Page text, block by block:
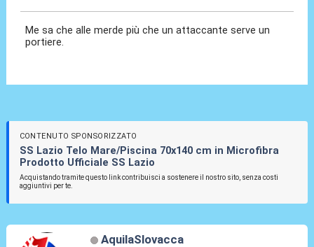
Me sa che alle merde più che un attaccante serve un
portiere.
CONTENUTO SPONSORIZZATO
SS Lazio Telo Mare/Piscina 70x140 cm in Microfibra
Prodotto Ufficiale SS Lazio
Acquistando tramite questo link contribuisci a sostenere il nostro sito, senza costi
aggiuntivi per te.
AquilaSlovacca